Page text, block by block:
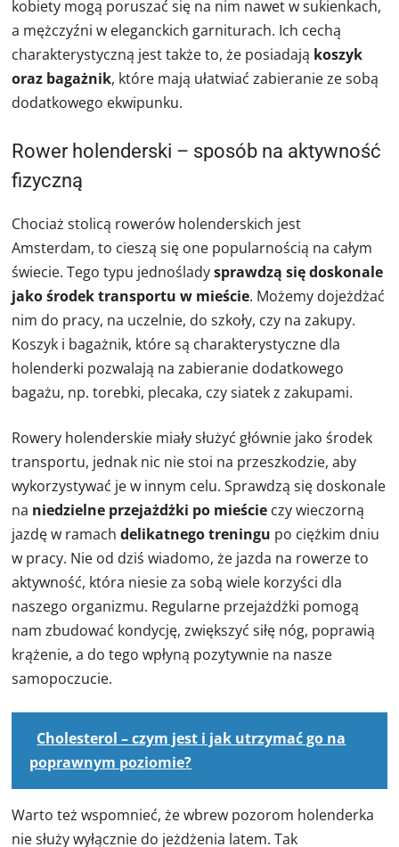
kobiety mogą poruszać się na nim nawet w sukienkach,
a mężczyźni w eleganckich garniturach. Ich cechą
charakterystyczną jest także to, że posiadają koszyk
oraz bagażnik, które mają ułatwiać zabieranie ze sobą
dodatkowego ekwipunku.
Rower holenderski – sposób na aktywność
fizyczną
Chociaż stolicą rowerów holenderskich jest
Amsterdam, to cieszą się one popularnością na całym
świecie. Tego typu jednośladysprawdzą się doskonale
jako środek transportu w mieście. Możemy dojeżdżać
nim do pracy, na uczelnie, do szkoły, czy na zakupy.
Koszyk i bagażnik, które są charakterystyczne dla
holenderki pozwalają na zabieranie dodatkowego
bagażu, np. torebki, plecaka, czy siatek z zakupami.
Rowery holenderskie miały służyć głównie jako środek
transportu, jednak nic nie stoi na przeszkodzie, aby
wykorzystywać je w innym celu. Sprawdzą się doskonale
na niedzielne przejażdżki po mieście czy wieczorną
jazdę w ramachdelikatnego treningu po ciężkim dniu
w pracy. Nie od dziś wiadomo, że jazda na rowerze to
aktywność, która niesie za sobą wiele korzyści dla
naszego organizmu. Regularne przejażdżki pomogą
nam zbudować kondycję, zwiększyć siłę nóg, poprawią
krążenie, a do tego wpłyną pozytywnie na nasze
samopoczucie.
Cholesterol – czym jest i jak utrzymać go na
poprawnym poziomie?
Warto też wspomnieć, że wbrew pozorom holenderka
nie służy wyłącznie do jeżdżenia latem. Tak